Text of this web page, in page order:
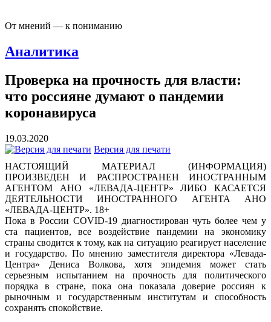
От мнений — к пониманию
Аналитика
Проверка на прочность для власти:
что россияне думают о пандемии
коронавируса
19.03.2020
Версия для печати
НАСТОЯЩИЙ МАТЕРИАЛ (ИНФОРМАЦИЯ)
ПРОИЗВЕДЕН И РАСПРОСТРАНЕН ИНОСТРАННЫМ
АГЕНТОМ АНО «ЛЕВАДА-ЦЕНТР» ЛИБО КАСАЕТСЯ
ДЕЯТЕЛЬНОСТИ ИНОСТРАННОГО АГЕНТА АНО
«ЛЕВАДА-ЦЕНТР». 18+
Пока в России COVID-19 диагностирован чуть более чем у
ста пациентов, все воздействие пандемии на экономику
страны сводится к тому, как на ситуацию реагирует население
и государство. По мнению заместителя директора «Левада-
Центра» Дениса Волкова, хотя эпидемия может стать
серьезным испытанием на прочность для политического
порядка в стране, пока она показала доверие россиян к
рыночным и государственным институтам и способность
сохранять спокойствие.